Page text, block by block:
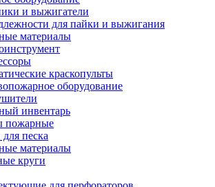
и выжигатели
для пайки и выжигания
материалы
краскопульты
оборудование
инвентарь
песка
материалы
круги